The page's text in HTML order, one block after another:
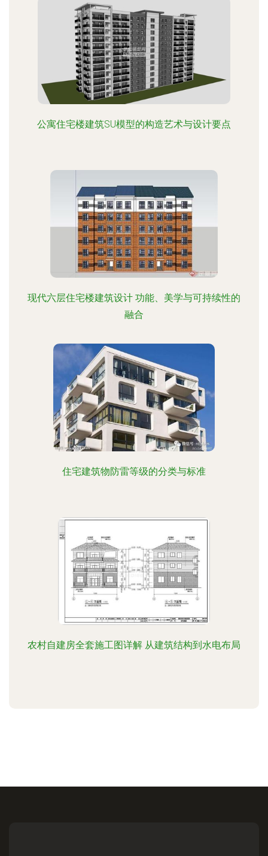
公寓住宅楼建筑SU模型的构造艺术与设计要点
现代六层住宅楼建筑设计 功能、美学与可持续性的
融合
住宅建筑物防雷等级的分类与标准
农村自建房全套施工图详解 从建筑结构到水电布局